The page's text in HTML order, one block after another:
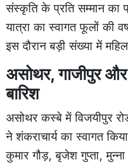
संस्कृति के प्रति सम्मान का
यात्रा का स्वागत फूलों की
इस दौरान बड़ी संख्या में
असोथर, गाजीपुर
बारिश
असोथर कस्बे में विजयीपुर
ने शंकराचार्य का स्वागत
कुमार गौड़, बृजेश गुप्ता, मुन्ना